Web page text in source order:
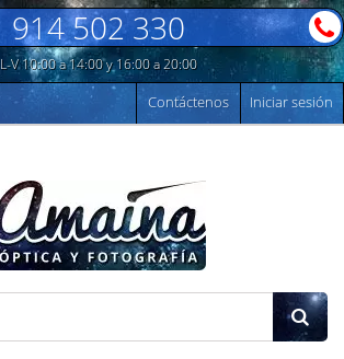
914 502 330
L-V 10:00 a 14:00 y 16:00 a 20:00
Iniciar sesión
Contáctenos